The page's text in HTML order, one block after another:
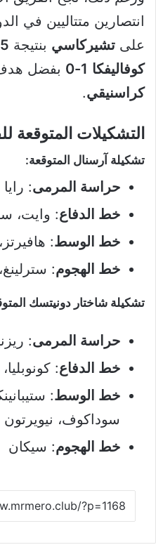
انتصارين متتاليين في
على تشيركاسي بنتيجة 5-1
كوفاليفكا 1-0 بفضل
كراسنيقي.
التشكيلات المتوقعة
تشكيلة آرسنال المتوقعة:
حراسة المرمى: رايا
خط الدفاع: وايت،
خط الوسط:
خط الهجوم:
تشكيلة شاختار دونيتسك
حراسة المرمى:
خط الدفاع:
خط الوسط:
سوداكوف، نيويرتون
خط الهجوم: سيكان